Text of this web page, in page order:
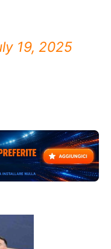
19, 2025